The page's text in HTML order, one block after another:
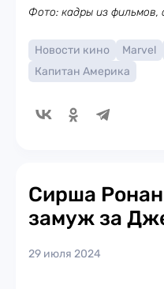
Фото: кадры из фильмов,
Новости кино Marvel
Капитан Америка
Сирша
замуж за
29 июля 2024